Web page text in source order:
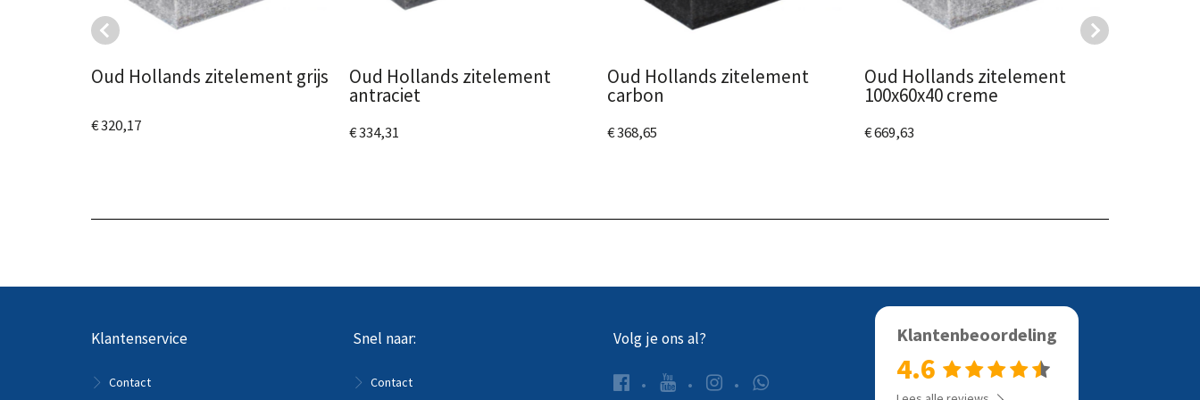
Oud Hollands zitelement grijs
€ 320,17
Oud Hollands zitelement
antraciet
€ 334,31
Oud Hollands zitelement
carbon
€ 368,65
Oud Hollands zitelement
100x60x40 creme
€ 669,63
Klantenservice
Contact
Snel naar:
Contact
Volg je ons al? Klantenbeoordeling
4.6